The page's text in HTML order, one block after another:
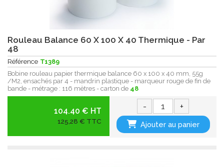
Rouleau Balance 60 X 100 X 40 Thermique - Par
48
Référence T1389
Bobine rouleau papier thermique balance 60 x 100 x 40 mm, 55g
/M2, ensachés par 4 - mandrin plastique - marqueur rouge de fin de
bande - métrage : 116 mètres - carton de 48
104.40 € HT
125,28 € TTC
- +
Ajouter au panier